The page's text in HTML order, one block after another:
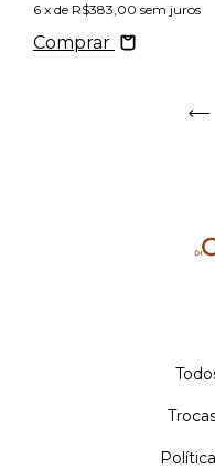
6 x de R$383,00 sem juros
Comprar